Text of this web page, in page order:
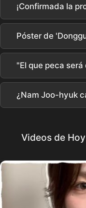
Videos de Hoy